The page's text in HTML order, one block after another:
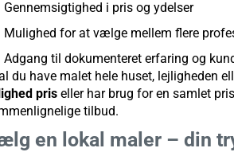
Gennemsigtighed i pris og ydelser
Mulighed for at vælge mellem flere
Adgang til dokumenteret erfaring og
du have malet hele huset, lejligheden
pris eller har brug for en samlet
tilbud.
en lokal maler – din